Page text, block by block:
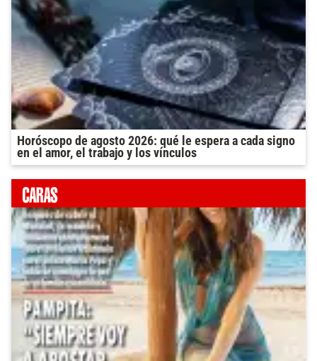
Horóscopo de agosto 2026: qué le espera a cada signo
en el amor, el trabajo y los vínculos